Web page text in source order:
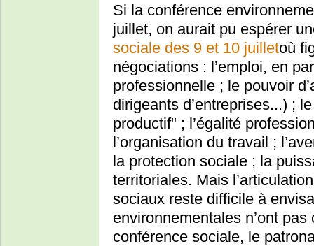
Si la conférence
juillet, on aurait pu espérer
sociale des 9 et 10 juilletoù
négociations : l’emploi, en
professionnelle ; le pouvoir
dirigeants d’entreprises...) ;
productif" ; l’égalité
l’organisation du travail ;
la protection sociale ; la
territoriales. Mais
sociaux reste difficile à
environnementales n’ont
conférence sociale, le